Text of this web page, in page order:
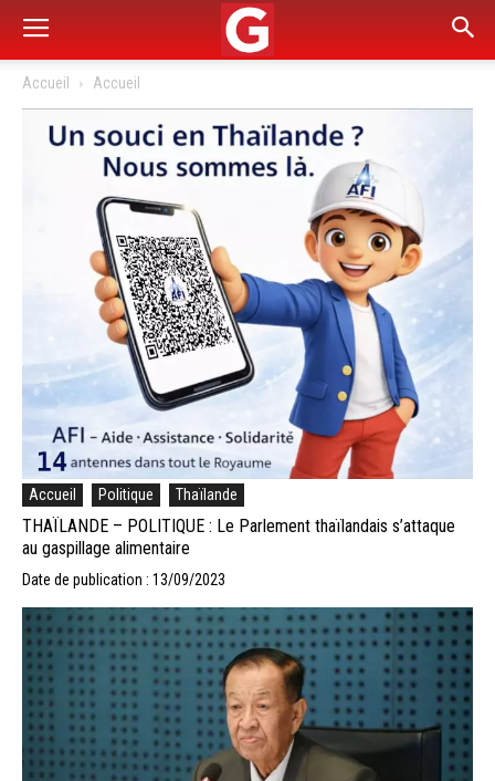
Accueil Accueil
Accueil Politique Thaïlande
THAÏLANDE – POLITIQUE : Le Parlement thaïlandais s’attaque
au gaspillage alimentaire
Date de publication : 13/09/2023